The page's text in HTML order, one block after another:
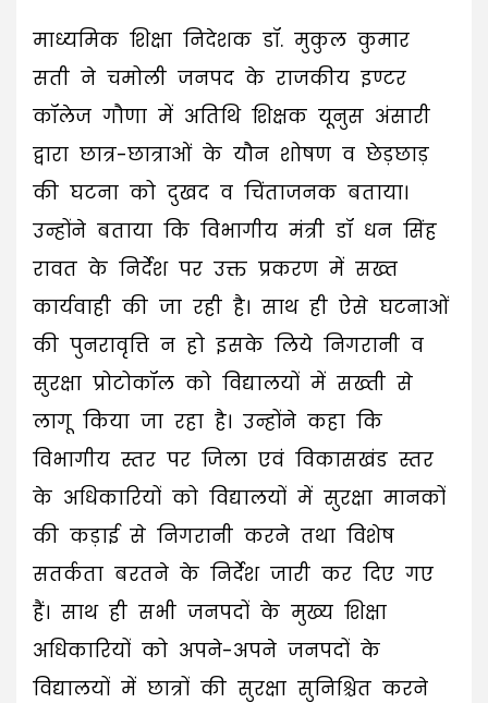
माध्यमिक शिक्षा निदेशक डॉ. मुकुल कुमार
सती ने चमोली जनपद के राजकीय इण्टर
कॉलेज गौणा में अतिथि शिक्षक यूनुस अंसारी
द्वारा छात्र-छात्राओं के यौन शोषण व छेड़छाड़
की घटना को दुखद व चिंताजनक बताया।
उन्होंने बताया कि विभागीय मंत्री डॉ धन सिंह
रावत के निर्देश पर उक्त प्रकरण में सख्त
कार्यवाही की जा रही है। साथ ही ऐसे घटनाओं
की पुनरावृत्ति न हो इसके लिये निगरानी व
सुरक्षा प्रोटोकॉल को विद्यालयों में सख्ती से
लागू किया जा रहा है। उन्होंने कहा कि
विभागीय स्तर पर जिला एवं विकासखंड स्तर
के अधिकारियों को विद्यालयों में सुरक्षा मानकों
की कड़ाई से निगरानी करने तथा विशेष
सतर्कता बरतने के निर्देश जारी कर दिए गए
हैं। साथ ही सभी जनपदों के मुख्य शिक्षा
अधिकारियों को अपने-अपने जनपदों के
विद्यालयों में छात्रों की सुरक्षा सुनिश्चित करने